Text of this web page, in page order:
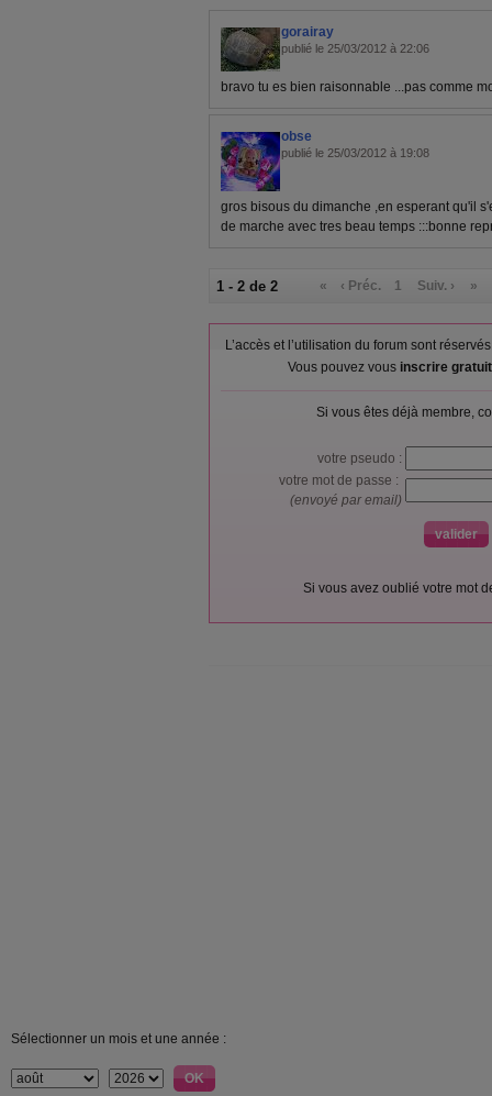
gorairay
publié le 25/03/2012 à 22:06
bravo tu es bien raisonnable ...pas comme
obse
publié le 25/03/2012 à 19:08
gros bisous du dimanche ,en esperant qu'il
de marche avec tres beau temps :::bonne
1 - 2 de 2 « ‹ Préc. 1 Suiv. › »
L’accès et l’utilisation du forum sont
Vous pouvez vous inscrire
Si vous êtes déjà membre,
votre pseudo :
votre mot de passe :
(envoyé par email)
Si vous avez oublié votre mot
Sélectionner un mois et une année :